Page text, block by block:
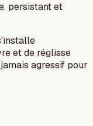
persistant et
et de réglisse
agressif pour